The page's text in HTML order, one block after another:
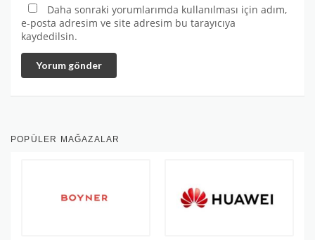
Daha sonraki yorumlarımda kullanılması için adım,
e-posta adresim ve site adresim bu tarayıcıya
kaydedilsin.
Yorum gönder
POPÜLER MAĞAZALAR